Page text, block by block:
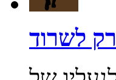
רק לשרוד